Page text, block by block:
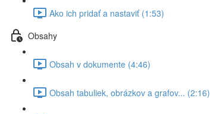
Ako ich pridať a nastaviť (1:53)
Obsahy
Obsah v dokumente (4:46)
Obsah tabuliek, obrázkov a grafov... (2:16)